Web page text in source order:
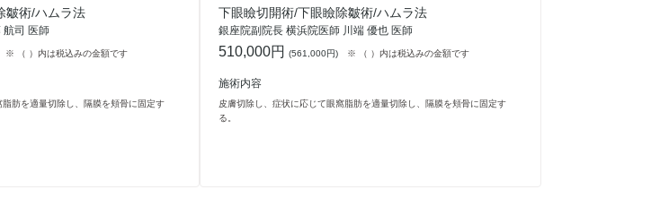
皺術/ハムラ法
航司 医師
※ （ ）内は税込みの金額です
肪を適量切除し、隔膜を頬骨に固定す
下眼瞼切開術/下眼瞼除皺術/ハムラ法
銀座院副院長 横浜院医師 川端 優也 医師
510,000円 (561,000円) ※ （ ）内は税込みの金額です
施術内容
皮膚切除し、症状に応じて眼窩脂肪を適量切除し、隔膜を頬骨に固定す
る。